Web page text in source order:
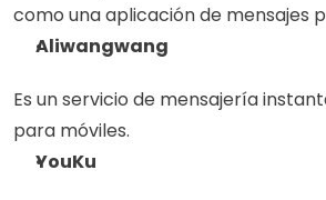
como una aplicación de mensajes
Aliwangwang
Es un servicio de mensajería
para móviles.
YouKu